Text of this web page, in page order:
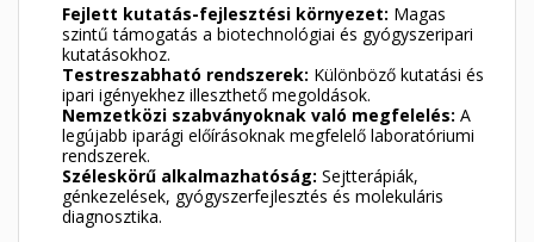
Fejlett kutatás-fejlesztési környezet: Magas
szintű támogatás a biotechnológiai és gyógyszeripari
kutatásokhoz.
Testreszabható rendszerek: Különböző kutatási és
ipari igényekhez illeszthető megoldások.
Nemzetközi szabványoknak való megfelelés: A
legújabb iparági előírásoknak megfelelő laboratóriumi
rendszerek.
Széleskörű alkalmazhatóság: Sejtterápiák,
génkezelések, gyógyszerfejlesztés és molekuláris
diagnosztika.
add_circle_outline Create new list
((cancelText)) ((modalDeleteText))
Mégsem Kívánságlista létrehozása
Mégsem Bejelentkezés